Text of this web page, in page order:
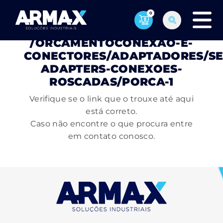
0
PÁGINA NÃO ENCONTRADA
/ORCAMENTOCONEXAO-E-
CONECTORES/ADAPTADORES/
ADAPTERS-CONEXOES-
ROSCADAS/PORCA-1
Verifique se o link que o trouxe até aqui
está correto.
Caso não encontre o que procura entre
em contato conosco.